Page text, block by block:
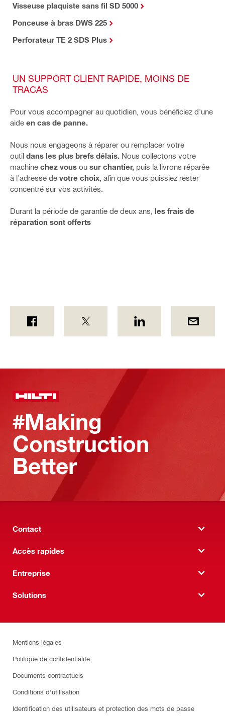
Visseuse plaquiste sans fil SD 5000
Ponceuse à bras DWS 225
Perforateur TE 2 SDS Plus
UN SUPPORT CLIENT RAPIDE, MOINS DE
TRACAS
Pour vous accompagner au quotidien, vous bénéficiez d'une
aide en cas de panne.
Nous nous engageons à réparer ou remplacer votre
outil dans les plus brefs délais. Nous collectons votre
machine chez vous ou sur chantier, puis la livrons réparée
à l'adresse de votre choix , afin que vous puissiez rester
concentré sur vos activités.
Durant la période de garantie de deux ans, les frais de
réparation sont offerts
#Making
Construction
Better
Contact
Accès rapides
Entreprise
Solutions
Mentions légales
Politique de confidentialité
Documents contractuels
Conditions d'utilisation
Identification des utilisateurs et protection des mots de passe